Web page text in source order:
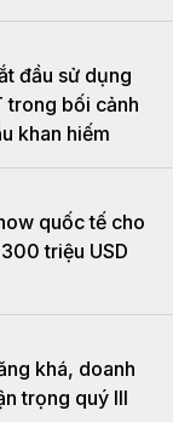
đầu sử dụng
trong bối cảnh
khan hiếm
quốc tế cho
triệu USD
khá, doanh
trọng quý III